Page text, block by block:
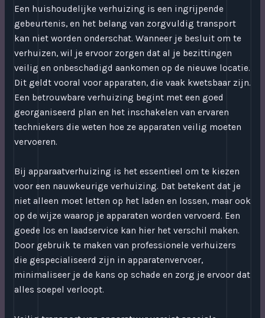
Een huishoudelijke verhuizing is een ingrijpende
gebeurtenis, en het belang van zorgvuldig transport
kan niet worden onderschat. Wanneer je besluit om te
verhuizen, wil je ervoor zorgen dat al je bezittingen
veilig en onbeschadigd aankomen op de nieuwe locatie.
Dit geldt vooral voor apparaten, die vaak kwetsbaar zijn.
Een betrouwbare verhuizing begint met een goed
georganiseerd plan en het inschakelen van ervaren
techniekers die weten hoe ze apparaten veilig moeten
vervoeren.
Bij apparaatverhuizing is het essentieel om te kiezen
voor een nauwkeurige verhuizing. Dat betekent dat je
niet alleen moet letten op het laden en lossen, maar ook
op de wijze waarop je apparaten worden vervoerd. Een
goede los en laadservice kan hier het verschil maken.
Door gebruik te maken van professionele verhuizers
die gespecialiseerd zijn in apparatenvervoer,
minimaliseer je de kans op schade en zorg je ervoor dat
alles soepel verloopt.